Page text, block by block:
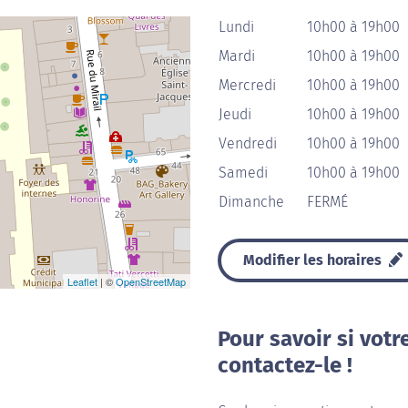
Leaflet | ©OpenStreetMap
Lundi
10h00 à 19h00
Mardi
10h00 à 19h00
Mercredi
10h00 à 19h00
Jeudi
10h00 à 19h00
Vendredi
10h00 à 19h00
Samedi
10h00 à 19h00
Dimanche
FERMÉ
Modifier les horaires
Pour savoir si
contactez-le !